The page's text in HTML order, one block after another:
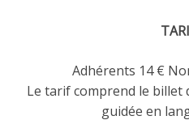
Adhérents 14 €
Le tarif comprend le billet
guidée en